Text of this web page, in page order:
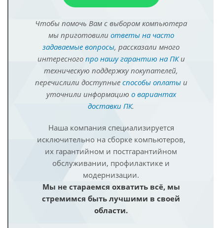
Чтобы помочь Вам с выбором компьютера
мы приготовили ответы на часто
задаваемые вопросы, рассказали много
интересного про нашу гарантию на ПКи
техническую поддержку покупателей,
перечислили доступные способы оплатыи
уточнили информацию о вариантах
доставки ПК.
Наша компания специализируется
исключительно на сборке компьютеров,
их гарантийном и постгарантийном
обслуживании, профилактике и
модернизации.
Мы не стараемся охватить всё, мы
стремимся быть лучшими в своей
области.